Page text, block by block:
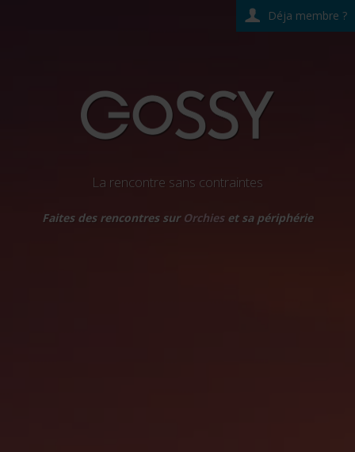
Déja membre ?
La rencontre sans contraintes
Faites des rencontres sur Orchieset sa périphérie